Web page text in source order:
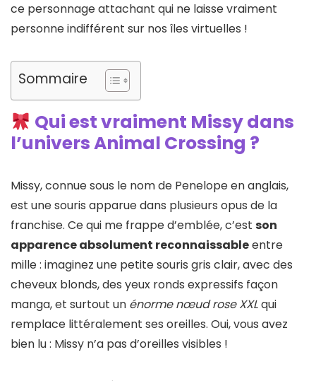
ce personnage attachant qui ne laisse vraiment
personne indifférent sur nos îles virtuelles !
Sommaire
Qui est vraiment Missy dans
l’univers Animal Crossing ?
Missy, connue sous le nom de Penelope en anglais,
est une souris apparue dans plusieurs opus de la
franchise. Ce qui me frappe d’emblée, c’est son
apparence absolument reconnaissableentre
mille : imaginez une petite souris gris clair, avec des
cheveux blonds, des yeux ronds expressifs façon
manga, et surtout un énorme nœud rose XXLqui
remplace littéralement ses oreilles. Oui, vous avez
bien lu : Missy n’a pas d’oreilles visibles !